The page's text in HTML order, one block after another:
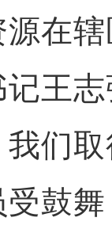
在
志
们
鼓